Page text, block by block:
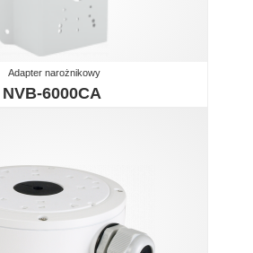
Adapter narożnikowy
NVB-6000CA